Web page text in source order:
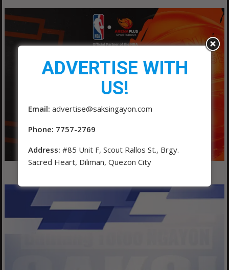
ADVERTISE WITH
US!
Email: advertise@saksingayon.com
Phone: 7757-2769
Address: #85 Unit F, Scout Rallos St., Brgy.
Sacred Heart, Diliman, Quezon City